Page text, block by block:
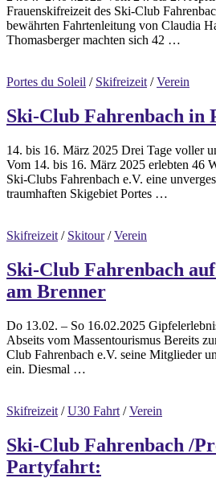
Frauenskifreizeit des Ski-Club
bewährten Fahrtenleitung von Claudia
Thomasberger machten sich 42 …
Portes du Soleil / Skifreizeit /Verein
Ski-Club Fahrenbach in
14. bis 16. März 2025 Drei Tage voller
Vom 14. bis 16. März 2025 erlebten 46
Ski-Clubs Fahrenbach e.V. eine
traumhaften Skigebiet Portes …
Skifreizeit / Skitour/Verein
Ski-Club Fahrenbach
am Brenner
Do 13.02. – So 16.02.2025
Abseits vom Massentourismus Bereits
Club Fahrenbach e.V. seine Mitglieder
ein. Diesmal …
Skifreizeit /U30 Fahrt /Verein
Ski-Club Fahrenbach /
Partyfahrt: